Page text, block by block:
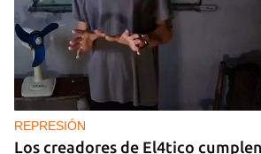
REPRESIÓN
Los creadores de El4tico